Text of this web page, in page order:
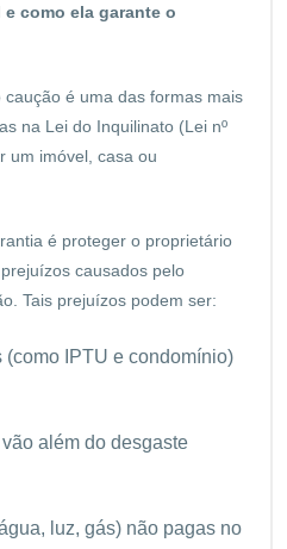
como ela garante o
é uma das formas mais
na Lei do Inquilinato (Lei nº
um imóvel, casa ou
é proteger o proprietário
causados pelo
Tais prejuízos podem ser:
IPTU e condomínio)
além do desgaste
luz, gás) não pagas no